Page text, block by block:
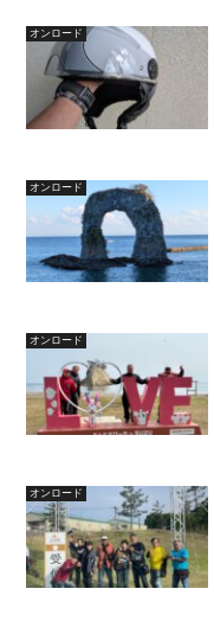
オンロード
オンロード
オンロード
オンロード